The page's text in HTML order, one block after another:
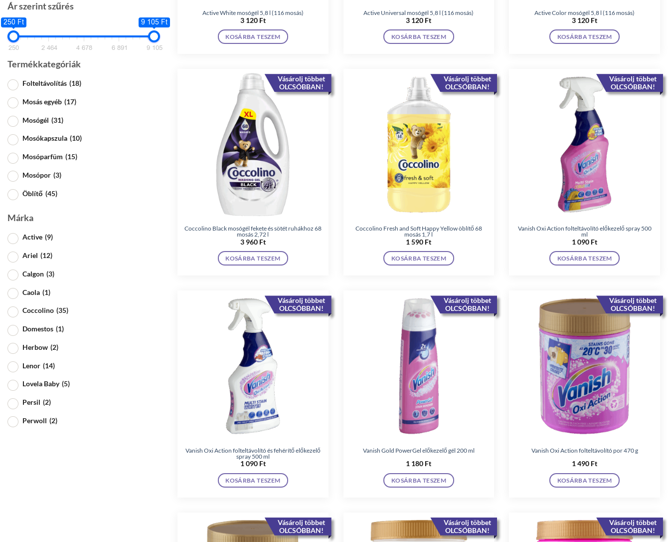
Ár szerint szűrés
250 Ft 9 105 Ft
250 2 464 4 678 6 891 9 105
Termékkategóriák
Folteltávolítás (18)
Mosás egyéb (17)
Mosógél (31)
Mosókapszula (10)
Mosóparfüm (15)
Mosópor (3)
Öblítő (45)
Márka
Active (9)
Ariel (12)
Calgon (3)
Caola (1)
Coccolino (35)
Domestos (1)
Herbow (2)
Lenor (14)
Lovela Baby (5)
Persil (2)
Perwoll (2)
Active White mosógél 5,8 l (116 mosás)
3 120 Ft
KOSÁRBA TESZEM
Active Universal mosógél 5,8 l (116 mosás)
3 120 Ft
KOSÁRBA TESZEM
Active Color mosógél 5,8 l (116 mosás)
3 120 Ft
KOSÁRBA TESZEM
Vásárolj többet
OLCSÓBBAN!
Coccolino Black mosógél fekete és sötét ruhákhoz 68
mosás 2,72 l
3 960 Ft
KOSÁRBA TESZEM
Vásárolj többet
OLCSÓBBAN!
Coccolino Fresh and Soft Happy Yellow öblítő 68
mosás 1,7 l
1 590 Ft
KOSÁRBA TESZEM
Vásárolj többet
OLCSÓBBAN!
Vanish Oxi Action folteltávolító előkezelő spray 500
ml
1 090 Ft
KOSÁRBA TESZEM
Vásárolj többet
OLCSÓBBAN!
Vanish Oxi Action folteltávolító és fehérítő előkezelő
spray 500 ml
1 090 Ft
KOSÁRBA TESZEM
Vásárolj többet
OLCSÓBBAN!
Vanish Gold PowerGel előkezelő gél 200 ml
1 180 Ft
KOSÁRBA TESZEM
Vásárolj többet
OLCSÓBBAN!
Vanish Oxi Action folteltávolító por 470 g
1 490 Ft
KOSÁRBA TESZEM
Vásárolj többet
OLCSÓBBAN!
Vásárolj többet
OLCSÓBBAN!
Vásárolj többet
OLCSÓBBAN!